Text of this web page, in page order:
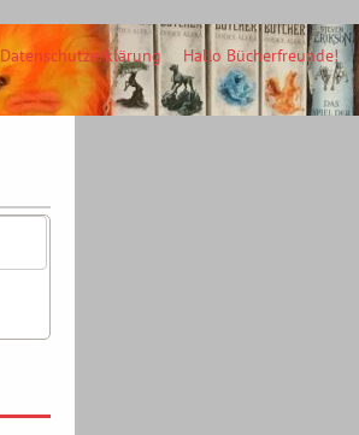
Datenschutzerklärung Hallo Bücherfreunde!